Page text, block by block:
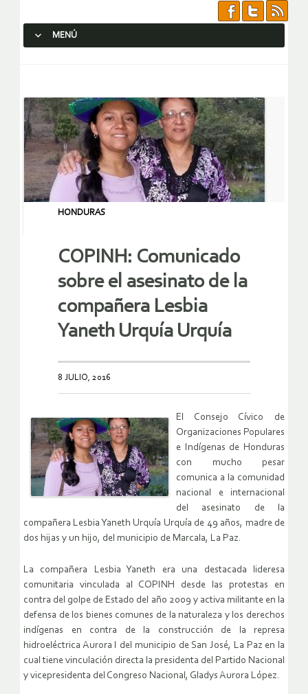
MENÚ
HONDURAS
COPINH: Comunicado
sobre el asesinato de la
compañera Lesbia
Yaneth Urquía Urquía
8 JULIO, 2016
El Consejo Cívico de
Organizaciones Populares
e Indígenas de Honduras
con mucho pesar
comunica a la comunidad
nacional e internacional
del asesinato de la
compañera Lesbia Yaneth Urquía Urquía de 49 años, madre de
dos hijas y un hijo, del municipio de Marcala, La Paz.
La compañera Lesbia Yaneth era una destacada lideresa
comunitaria vinculada al COPINH desde las protestas en
contra del golpe de Estado del año 2009 y activa militante en la
defensa de los bienes comunes de la naturaleza y los derechos
indígenas en contra de la construcción de la represa
hidroeléctrica Aurora I del municipio de San José, La Paz en la
cual tiene vinculación directa la presidenta del Partido Nacional
y vicepresidenta del Congreso Nacional, Gladys Aurora López.